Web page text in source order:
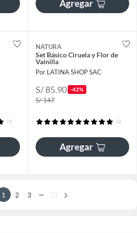
Agregar
(1)
NATURA
Set Básico Ciruela y Flor de
Vainilla
Por LATINA SHOP SAC
S/ 85.90 -42%
S/ 147
(2)
Agregar
1 2 3 ... 23